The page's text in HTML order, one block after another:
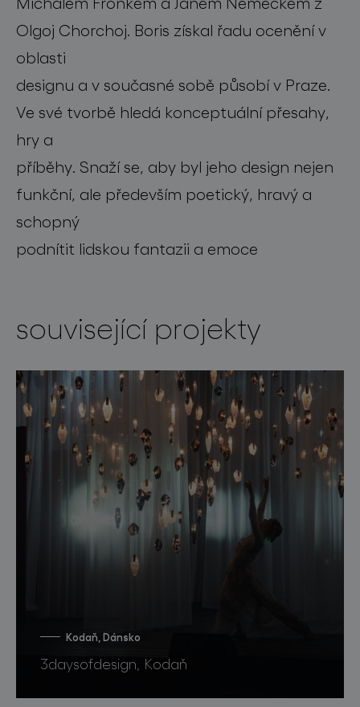
Olgoj Chorchoj. Boris získal řadu ocenění v
oblasti
designu a v současné sobě působí v Praze.
Ve své tvorbě hledá konceptuální přesahy,
hry a
příběhy. Snaží se, aby byl jeho design nejen
funkční, ale především poetický, hravý a
schopný
podnítit lidskou fantazii a emoce
související projekty
Kodaň, Dánsko
3daysofdesign, Kodaň